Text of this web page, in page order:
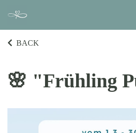
BACK
🌸 "Frühling